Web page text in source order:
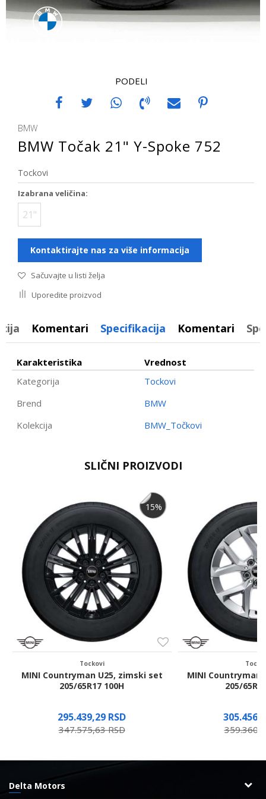
PODELI
BMW
BMW Točak 21" Y-Spoke 752
Tockovi
Izabrana veličina:
21"
Kontaktirajte nas za više informacija
Sačuvajte u listi želja
Uporedite proizvod
Komentari Specifikacija Komentari
Karakteristika
Vrednost
Kategorija
Tockovi
Brend
BMW
Kolekcija
BMW_Točkovi
Poruka
SLIČNI PROIZVODI
15%
Tockovi
MINI Countryman U25, zimski set
205/65R17 100H
295.439,29 RSD
347.575,63RSD
MINI Countryman
205/
Delta Motors